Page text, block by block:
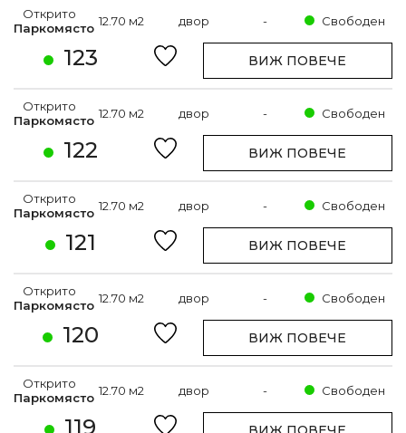
123
Открито
Паркомясто 12.70 м2 двор - Свободен
ВИЖ ПОВЕЧЕ
122
Открито
Паркомясто 12.70 м2 двор - Свободен
ВИЖ ПОВЕЧЕ
121
Открито
Паркомясто 12.70 м2 двор - Свободен
ВИЖ ПОВЕЧЕ
120
Открито
Паркомясто 12.70 м2 двор - Свободен
ВИЖ ПОВЕЧЕ
119
Открито
Паркомясто 12.70 м2 двор - Свободен